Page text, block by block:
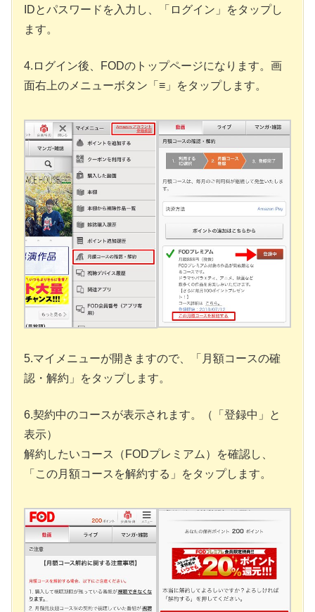
IDとパスワードを入力し、「ログイン」をタップし
ます。
4.ログイン後、FODのトップページになります。画
面右上のメニューボタン「≡」をタップします。
5.マイメニューが開きますので、「月額コースの確
認・解約」をタップします。
6.契約中のコースが表示されます。（「登録中」と
表示）
解約したいコース（FODプレミアム）を確認し、
「この月額コースを解約する」をタップします。